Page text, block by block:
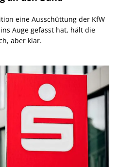
eine Ausschüttung der KfW
Auge gefasst hat, hält die
aber klar.